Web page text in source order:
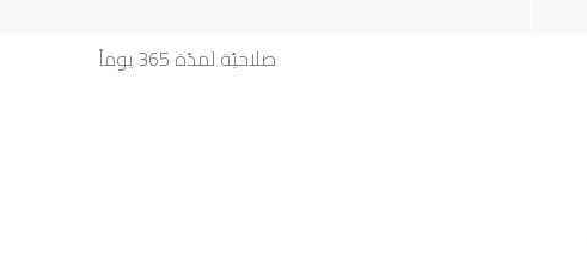
صلاحيّة لمدّة 365 يوماً